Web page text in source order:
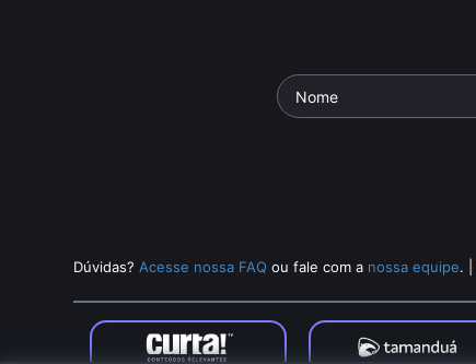
Dúvidas? Acesse nossa FAQ ou fale com a nossa equipe.